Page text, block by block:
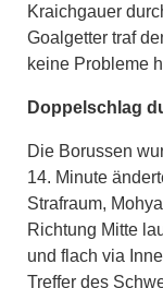
Kraichgauer
Goalgetter traf
keine Probleme
Doppelschlag
Die Borussen
14. Minute
Strafraum,
Richtung Mitte
und flach via
Treffer des